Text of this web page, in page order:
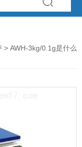
> AWH-3kg/0.1g是什么